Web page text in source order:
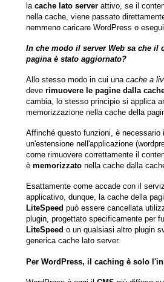
la cache lato server attivo, se il
nella cache, viene passato
nemmeno caricare WordPress o
In che modo il server Web sa che il
pagina è stato aggiornato?
Allo stesso modo in cui una cache a
deve rimuovere le pagine dalla
cambia, lo stesso principio si applica
memorizzazione nella cache della
Affinché questo funzioni, è necessario
un'estensione nell'applicazione
come rimuovere correttamente il
è memorizzato nella cache dalla
Esattamente come accade con il
applicativo, dunque, la cache della
LiteSpeed può essere cancellata
plugin, progettato specificamente per
LiteSpeed o un qualsiasi altro plugin
generica cache lato server.
Per WordPress, il caching è solo